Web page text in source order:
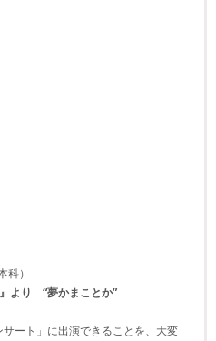
科）
より “夢かまことか”
ート」に出演できることを、大変